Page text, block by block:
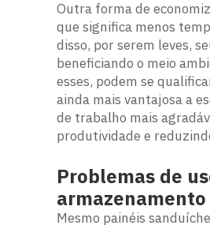
Outra forma de
que significa menos
disso, por serem leves,
beneficiando o meio
esses, podem se
ainda mais vantajosa a
de trabalho mais
produtividade e
Problemas de
Mesmo painéis